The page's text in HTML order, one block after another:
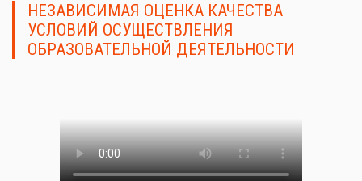
НЕЗАВИСИМАЯ ОЦЕНКА КАЧЕСТВА
УСЛОВИЙ ОСУЩЕСТВЛЕНИЯ
ОБРАЗОВАТЕЛЬНОЙ ДЕЯТЕЛЬНОСТИ